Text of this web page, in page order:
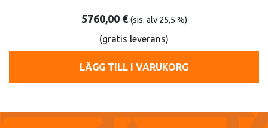
5760,00 € (sis. alv 25,5 %)
(gratis leverans)
LÄGG TILL I VARUKORG